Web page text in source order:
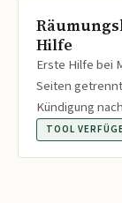
Hilfe
Erste Hilfe bei
Seiten
Kündigung
TOOL